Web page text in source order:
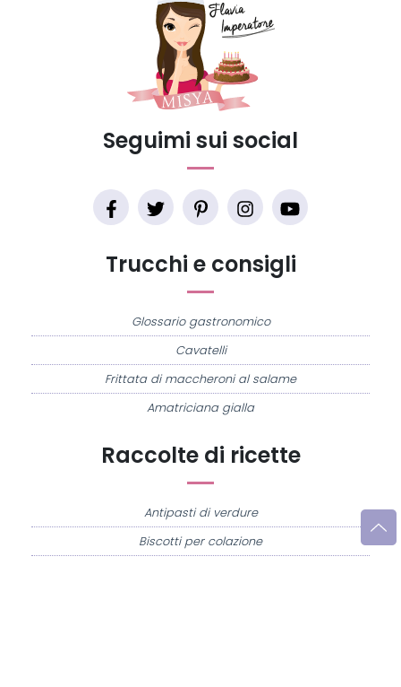
Raccolte di ricette
Antipasti di verdure
Biscotti per colazione
Trucchi e consigli
Glossario gastronomico
Cavatelli
Frittata di maccheroni al salame
Amatriciana gialla
Seguimi sui social